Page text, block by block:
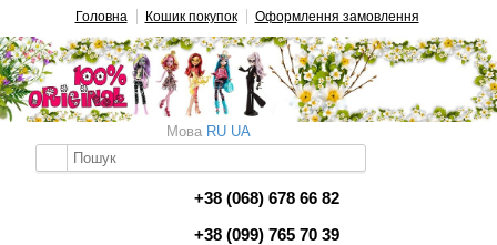
Головна Кошик покупок Оформлення замовлення
Мова RU UA
+38 (068) 678 66 82
+38 (099) 765 70 39